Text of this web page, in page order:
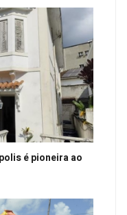
é pioneira ao